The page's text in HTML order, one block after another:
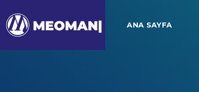
ANA SAYFA